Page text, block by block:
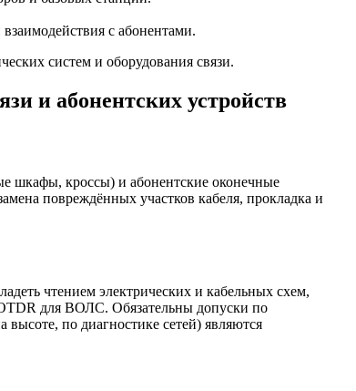
с абонентами.
систем и оборудования связи.
и абонентских устройств
шкафы, кроссы) и абонентские оконечные
повреждённых участков кабеля, прокладка и
чтением электрических и кабельных схем,
для ВОЛС. Обязательны допуски по
по диагностике сетей) являются